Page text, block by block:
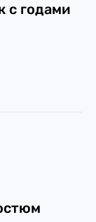
с годами